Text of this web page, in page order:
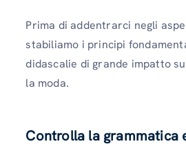
Prima di addentrarci negli
stabiliamo i principi
didascalie di grande impatto
la moda.
Controlla la grammatica